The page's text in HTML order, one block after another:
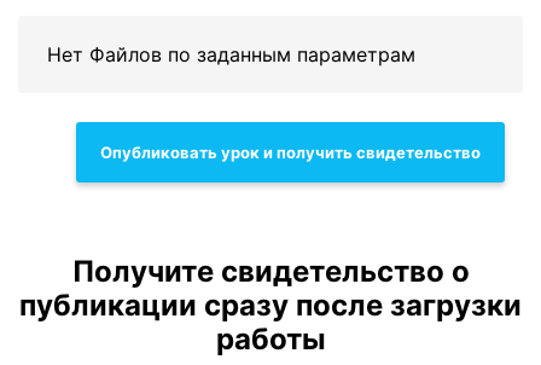
Нет Файлов по заданным параметрам
Опубликовать урок и получить свидетельство
Получите свидетельство о
публикации сразу после загрузки
работы